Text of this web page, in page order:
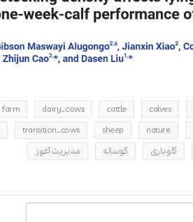
calves
cattle
dairy_cows
farm
nature
sheep
transition_cows
گاوداری گوساله مدیریت آغوز